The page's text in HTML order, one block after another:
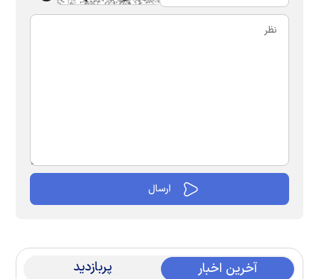
آخرین اخبار پربازدید